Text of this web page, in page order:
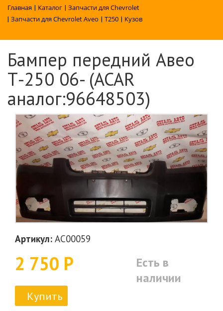
Главная | Каталог | Запчасти для Chevrolet
| Запчасти для Chevrolet Aveo | T250 | Кузов
Бампер передний Авео
Т-250 06- (ACAR
аналог:96648503)
Артикул: AC00059
2 750 Р
Есть в
наличии
Купить